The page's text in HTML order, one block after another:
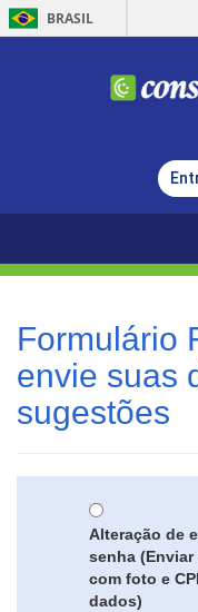
BRASIL
Formulário
envie suas
sugestões
Alteração de
senha
com foto e
dados)